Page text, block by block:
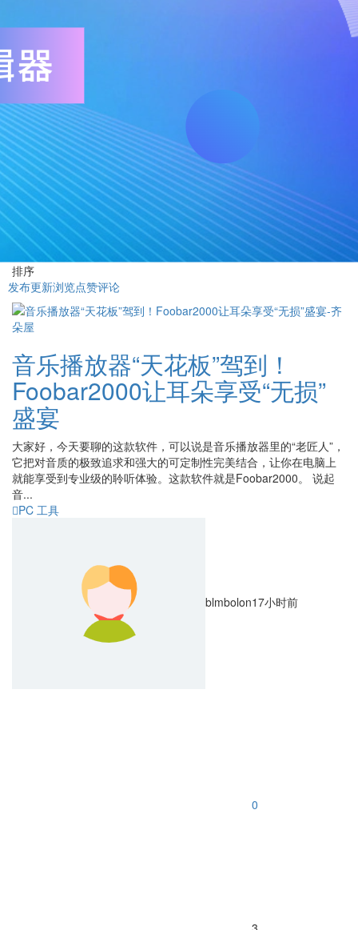
排序
发布更新浏览点赞评论
音乐播放器“天花板”驾到！
Foobar2000让耳朵享受“无损”
盛宴
大家好，今天要聊的这款软件，可以说是音乐播放器里的“老匠人”，
它把对音质的极致追求和强大的可定制性完美结合，让你在电脑上
就能享受到专业级的聆听体验。这款软件就是Foobar2000。 说起
音...
PC 工具
blmbolon17小时前
0